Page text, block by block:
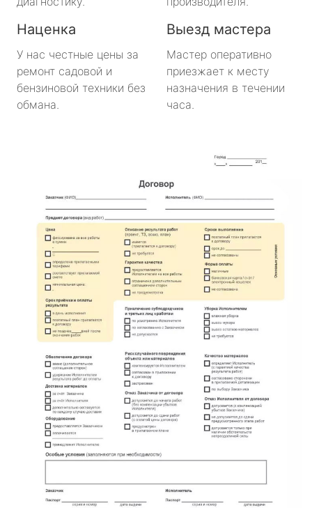
Наценка
У нас честные цены за
ремонт садовой и
бензиновой техники без
обмана.
Выезд мастера
Мастер оперативно
приезжает к месту
назначения в течении
часа.